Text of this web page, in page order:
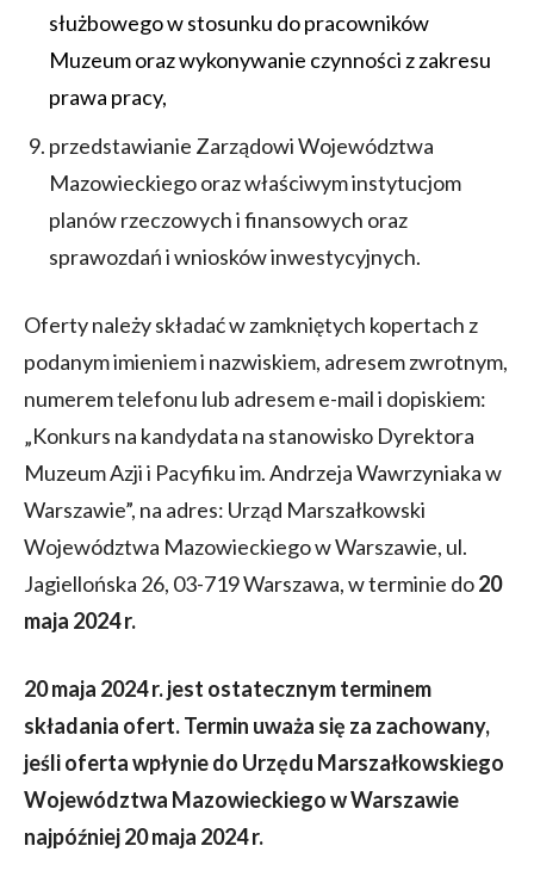
służbowego w stosunku do pracowników
Muzeum oraz wykonywanie czynności z zakresu
prawa pracy,
przedstawianie Zarządowi Województwa
Mazowieckiego oraz właściwym instytucjom
planów rzeczowych i finansowych oraz
sprawozdań i wniosków inwestycyjnych.
Oferty należy składać w zamkniętych kopertach z
podanym imieniem i nazwiskiem, adresem zwrotnym,
numerem telefonu lub adresem e-mail i dopiskiem:
„Konkurs na kandydata na stanowisko Dyrektora
Muzeum Azji i Pacyfiku im. Andrzeja Wawrzyniaka w
Warszawie”, na adres: Urząd Marszałkowski
Województwa Mazowieckiego w Warszawie, ul.
Jagiellońska 26, 03-719 Warszawa, w terminie do20
maja 2024 r.
20 maja 2024 r. jest ostatecznym terminem
składania ofert. Termin uważa się za zachowany,
jeśli oferta wpłynie do Urzędu Marszałkowskiego
Województwa Mazowieckiego w Warszawie
najpóźniej 20 maja 2024 r.